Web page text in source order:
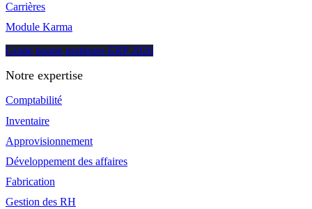
Carrières
Module Karma
Guide bonne pratiques ERP 2026
Notre expertise
Comptabilité
Inventaire
Approvisionnement
Développement des affaires
Fabrication
Gestion des RH